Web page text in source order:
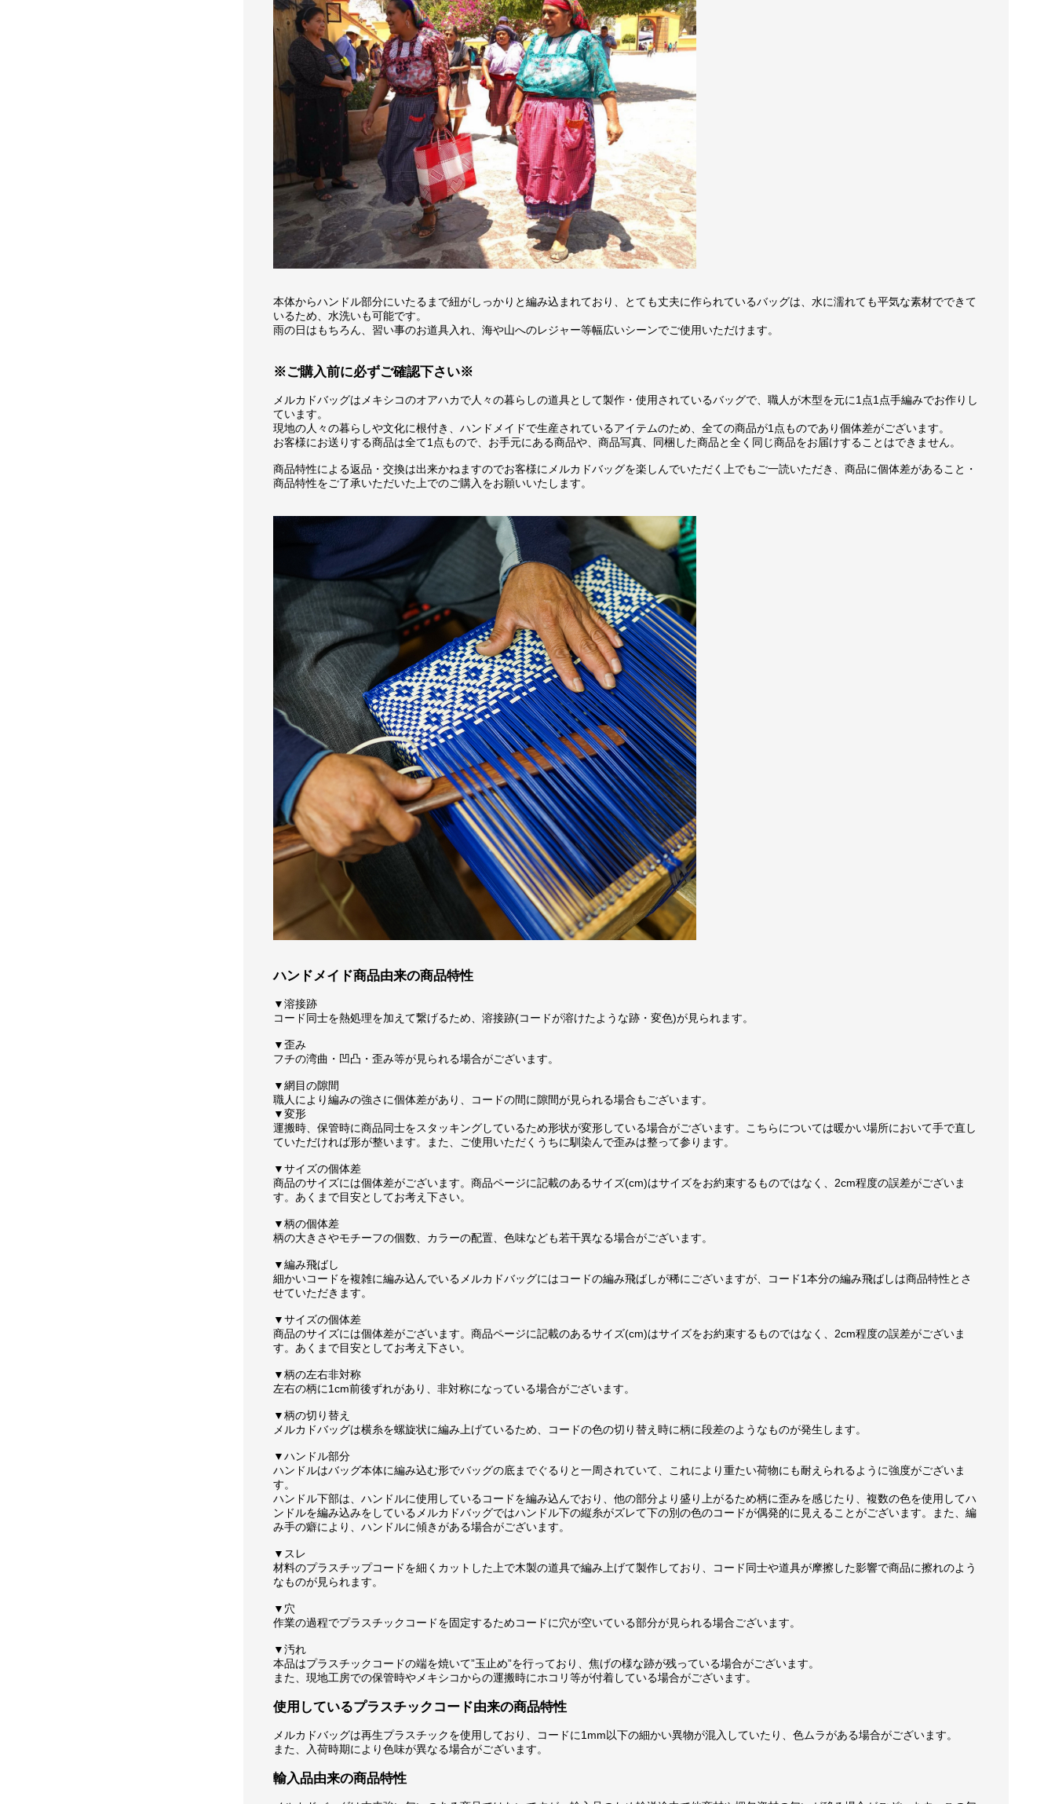
本体からハンドル部分にいたるまで紐がしっかりと編み込まれており、とても丈夫に作られているバッグは、水に濡れても平気な素材でできて
いるため、水洗いも可能です。
雨の日はもちろん、習い事のお道具入れ、海や山へのレジャー等幅広いシーンでご使用いただけます。
※ご購入前に必ずご確認下さい※
メルカドバッグはメキシコのオアハカで人々の暮らしの道具として製作・使用されているバッグで、職人が木型を元に1点1点手編みでお作りし
ています。
現地の人々の暮らしや文化に根付き、ハンドメイドで生産されているアイテムのため、全ての商品が1点ものであり個体差がございます。
お客様にお送りする商品は全て1点もので、お手元にある商品や、商品写真、同梱した商品と全く同じ商品をお届けすることはできません。
商品特性による返品・交換は出来かねますのでお客様にメルカドバッグを楽しんでいただく上でもご一読いただき、商品に個体差があること・
商品特性をご了承いただいた上でのご購入をお願いいたします。
ハンドメイド商品由来の商品特性
▼溶接跡
コード同士を熱処理を加えて繋げるため、溶接跡(コードが溶けたような跡・変色)が見られます。
▼歪み
フチの湾曲・凹凸・歪み等が見られる場合がございます。
▼網目の隙間
職人により編みの強さに個体差があり、コードの間に隙間が見られる場合もございます。
▼変形
運搬時、保管時に商品同士をスタッキングしているため形状が変形している場合がございます。こちらについては暖かい場所において手で直し
ていただければ形が整います。また、ご使用いただくうちに馴染んで歪みは整って参ります。
▼サイズの個体差
商品のサイズには個体差がございます。商品ページに記載のあるサイズ(cm)はサイズをお約束するものではなく、2cm程度の誤差がございま
す。あくまで目安としてお考え下さい。
▼柄の個体差
柄の大きさやモチーフの個数、カラーの配置、色味なども若干異なる場合がございます。
▼編み飛ばし
細かいコードを複雑に編み込んでいるメルカドバッグにはコードの編み飛ばしが稀にございますが、コード1本分の編み飛ばしは商品特性とさ
せていただきます。
▼サイズの個体差
商品のサイズには個体差がございます。商品ページに記載のあるサイズ(cm)はサイズをお約束するものではなく、2cm程度の誤差がございま
す。あくまで目安としてお考え下さい。
▼柄の左右非対称
左右の柄に1cm前後ずれがあり、非対称になっている場合がございます。
▼柄の切り替え
メルカドバッグは横糸を螺旋状に編み上げているため、コードの色の切り替え時に柄に段差のようなものが発生します。
▼ハンドル部分
ハンドルはバッグ本体に編み込む形でバッグの底までぐるりと一周されていて、これにより重たい荷物にも耐えられるように強度がございま
す。
ハンドル下部は、ハンドルに使用しているコードを編み込んでおり、他の部分より盛り上がるため柄に歪みを感じたり、複数の色を使用してハ
ンドルを編み込みをしているメルカドバッグではハンドル下の縦糸がズレて下の別の色のコードが偶発的に見えることがございます。また、編
み手の癖により、ハンドルに傾きがある場合がございます。
▼スレ
材料のプラスチップコードを細くカットした上で木製の道具で編み上げて製作しており、コード同士や道具が摩擦した影響で商品に擦れのよう
なものが見られます。
▼穴
作業の過程でプラスチックコードを固定するためコードに穴が空いている部分が見られる場合ございます。
▼汚れ
本品はプラスチックコードの端を焼いて”玉止め”を行っており、焦げの様な跡が残っている場合がございます。
また、現地工房での保管時やメキシコからの運搬時にホコリ等が付着している場合がございます。
使用しているプラスチックコード由来の商品特性
メルカドバッグは再生プラスチックを使用しており、コードに1mm以下の細かい異物が混入していたり、色ムラがある場合がございます。
また、入荷時期により色味が異なる場合がございます。
輸入品由来の商品特性